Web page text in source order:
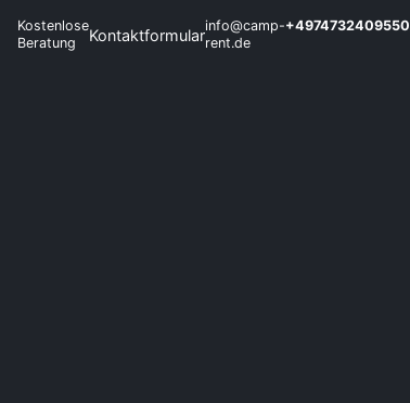
Kostenlose
Beratung
Kontaktformularinfo@camp-
rent.de
+4974732409550